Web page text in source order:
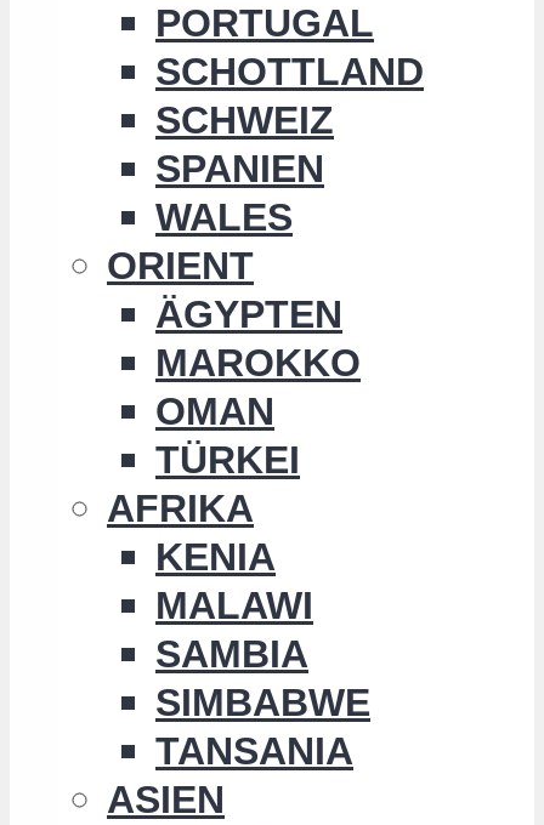
PORTUGAL
SCHOTTLAND
SCHWEIZ
SPANIEN
WALES
ORIENT
ÄGYPTEN
MAROKKO
OMAN
TÜRKEI
AFRIKA
KENIA
MALAWI
SAMBIA
SIMBABWE
TANSANIA
ASIEN